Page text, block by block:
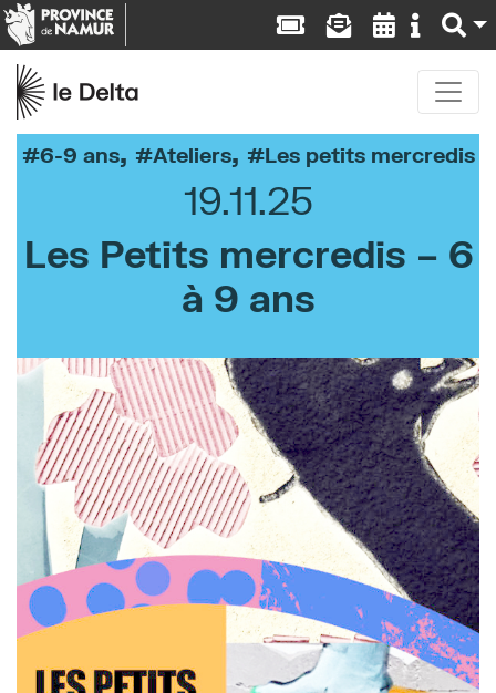
6-9 ans, Ateliers, Les petits mercredis
19.11.25
Les Petits mercredis – 6
à 9 ans